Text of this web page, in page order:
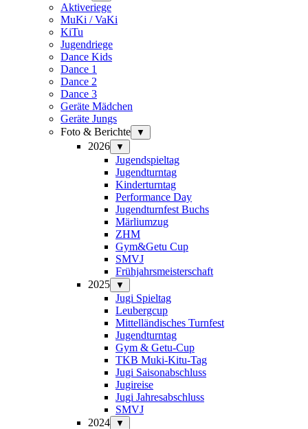
Aktiveriege
MuKi / VaKi
KiTu
Jugendriege
Dance Kids
Dance 1
Dance 2
Dance 3
Geräte Mädchen
Geräte Jungs
Foto & Berichte
▼
2026 ▼
Jugendspieltag
Jugendturntag
Kinderturntag
Performance Day
Jugendturnfest Buchs
Märliumzug
ZHM
Gym&Getu Cup
SMVJ
Frühjahrsmeisterschaft
2025
▼
Jugi Spieltag
Leubergcup
Mittelländisches Turnfest
Jugendturntag
Gym & Getu-Cup
TKB Muki-Kitu-Tag
Jugi Saisonabschluss
Jugireise
Jugi Jahresabschluss
SMVJ
2024
▼